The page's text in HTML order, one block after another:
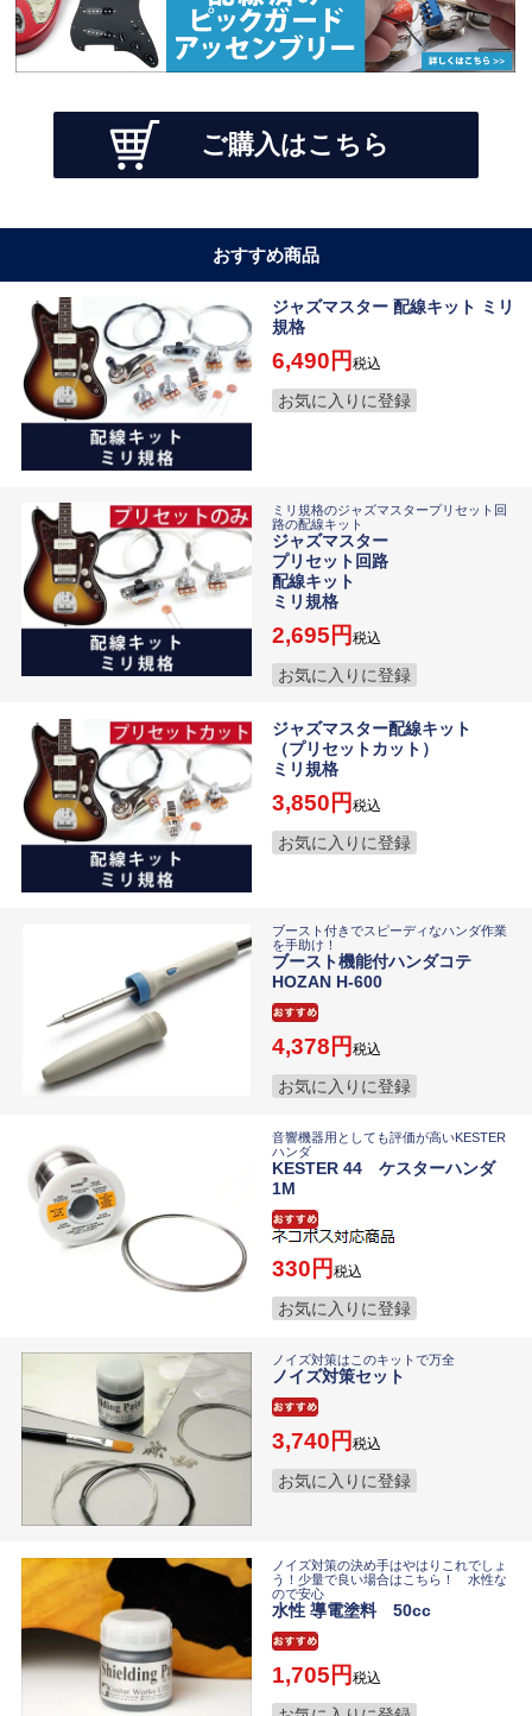
ご購入はこちら
おすすめ商品
ジャズマスター 配線キット ミリ
規格
6,490 税込
お気に入りに登録
ミリ規格のジャズマスタープリセット回
路の配線キット
ジャズマスター
プリセット回路
配線キット
ミリ規格
2,695 税込
お気に入りに登録
ジャズマスター配線キット
（プリセットカット）
ミリ規格
3,850 税込
お気に入りに登録
ブースト付きでスピーディなハンダ作業
を手助け！
ブースト機能付ハンダコテ
HOZAN H-600
4,378 税込
お気に入りに登録
音響機器用としても評価が高いKESTER
ハンダ
KESTER 44 ケスターハンダ
1M
330 税込
お気に入りに登録
ノイズ対策はこのキットで万全
ノイズ対策セット
3,740 税込
お気に入りに登録
ノイズ対策の決め手はやはりこれでしょ
う！少量で良い場合はこちら！ 水性な
ので安心
水性 導電塗料 50cc
1,705 税込